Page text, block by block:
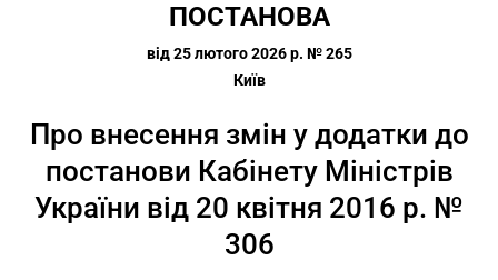
ПОСТАНОВА
від 25 лютого 2026 р. № 265
Київ
Про внесення змін у додатки до
постанови Кабінету Міністрів
України від 20 квітня 2016 р. №
306